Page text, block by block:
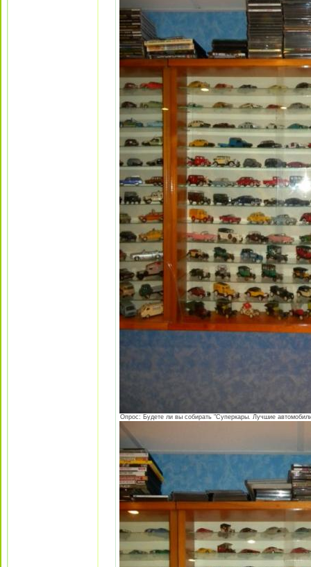
Опрос: Будете ли вы собирать "Суперкары. Лучшие